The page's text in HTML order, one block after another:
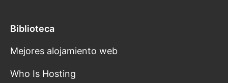
Biblioteca
Mejores alojamiento web
Who Is Hosting